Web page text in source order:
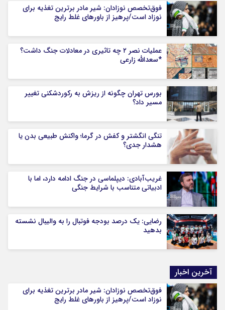
فوق‌تخصص نوزادان: شیر مادر برترین تغذیه برای
نوزاد است/پرهیز از باورهای غلط رایج
عملیات نصر ۲ چه تاثیری در معادلات جنگ داشت؟
*سعدالله زارعی
بورس تهران چگونه از ریزش به رکوردشکنی تغییر
مسیر داد؟
تنگی انگشتر و کفش در گرما؛ واکنش طبیعی بدن یا
هشدار جدی؟
غریب‌آبادی: دیپلماسی در جنگ ادامه دارد، اما با
ادبیاتی متناسب با شرایط جنگی
رضایی: یک درصد بودجه فوتبال را به والیبال نشسته
بدهید
آخرین اخبار
فوق‌تخصص نوزادان: شیر مادر برترین تغذیه برای
نوزاد است/پرهیز از باورهای غلط رایج